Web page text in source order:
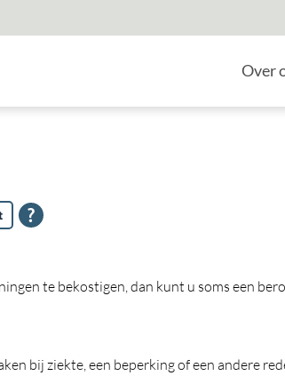
HomeOver
te bekostigen, dan kunt u soms een
bij ziekte, een beperking of een andere